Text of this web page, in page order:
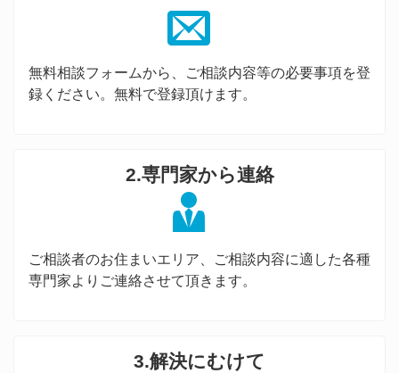
無料相談フォームから、ご相談内容等の必要事項を登
録ください。無料で登録頂けます。
2.専門家から連絡
ご相談者のお住まいエリア、ご相談内容に適した各種
専門家よりご連絡させて頂きます。
3.解決にむけて